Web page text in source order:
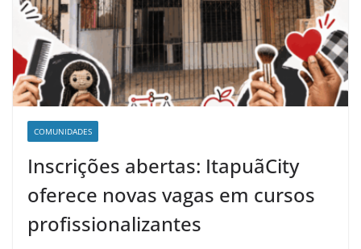
COMUNIDADES
Inscrições abertas: ItapuãCity
oferece novas vagas em cursos
profissionalizantes